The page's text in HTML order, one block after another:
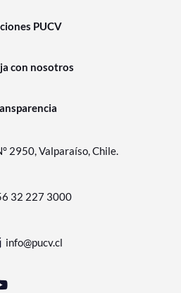
PUCV
con nosotros
2950, Valparaíso, Chile.
32 227 3000
info@pucv.cl